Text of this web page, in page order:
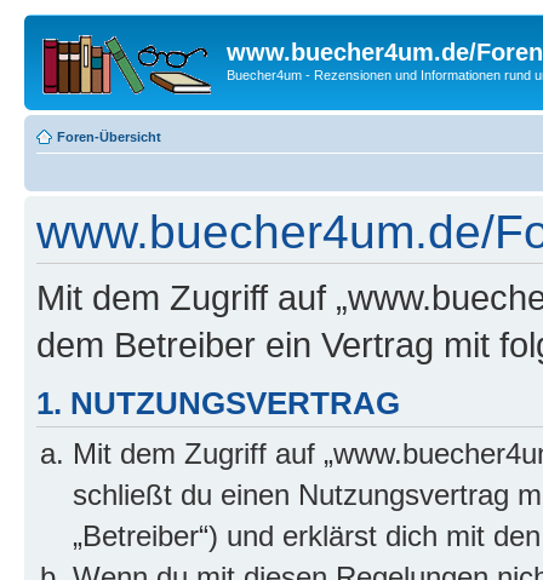
www.buecher4um.de/Foren
Buecher4um - Rezensionen und Informationen rund
Foren-Übersicht
www.buecher4um.de/
Mit dem Zugriff auf
dem Betreiber ein Vertrag mit
1. NUTZUNGSVERTRAG
Mit dem Zugriff auf
schließt du einen Nutzungsvertrag
„Betreiber“) und erklärst dich mit